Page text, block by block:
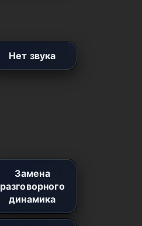
Нет звука
Замена
разговорного
динамика